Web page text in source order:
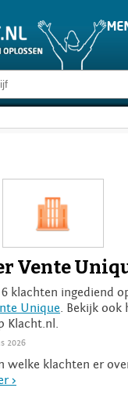
Vente
klachten ingediend
Unique . Bekijk
Klacht.nl.
2026
welke klachten er
>